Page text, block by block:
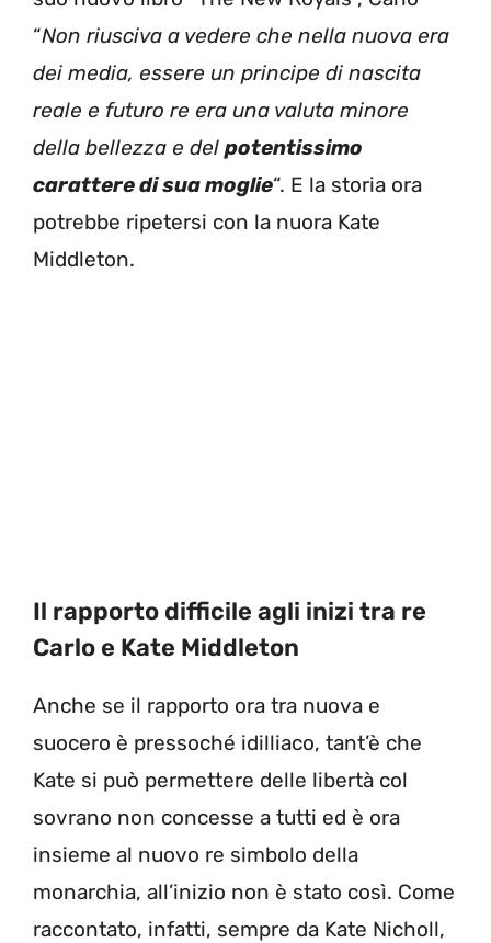
“Non riusciva a vedere che nella nuova era
dei media, essere un principe di nascita
reale e futuro re era una valuta minore
della bellezza e del potentissimo
carattere di sua moglie“. E la storia ora
potrebbe ripetersi con la nuora Kate
Middleton.
Il rapporto difficile agli inizi tra re
Carlo e Kate Middleton
Anche se il rapporto ora tra nuova e
suocero è pressoché idilliaco, tant’è che
Kate si può permettere delle libertà col
sovrano non concesse a tutti ed è ora
insieme al nuovo re simbolo della
monarchia, all’inizio non è stato così. Come
raccontato, infatti, sempre da Kate Nicholl,